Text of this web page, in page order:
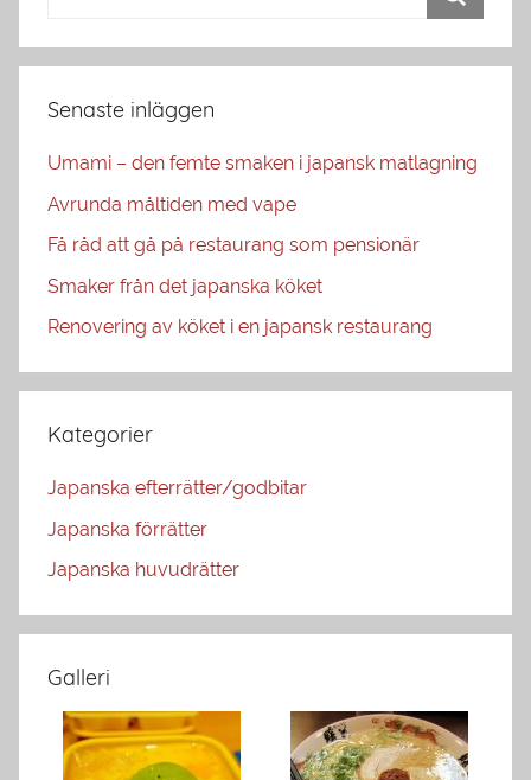
Senaste inläggen
Umami – den femte smaken i japansk matlagning
Avrunda måltiden med vape
Få råd att gå på restaurang som pensionär
Smaker från det japanska köket
Renovering av köket i en japansk restaurang
Kategorier
Japanska efterrätter/godbitar
Japanska förrätter
Japanska huvudrätter
Galleri